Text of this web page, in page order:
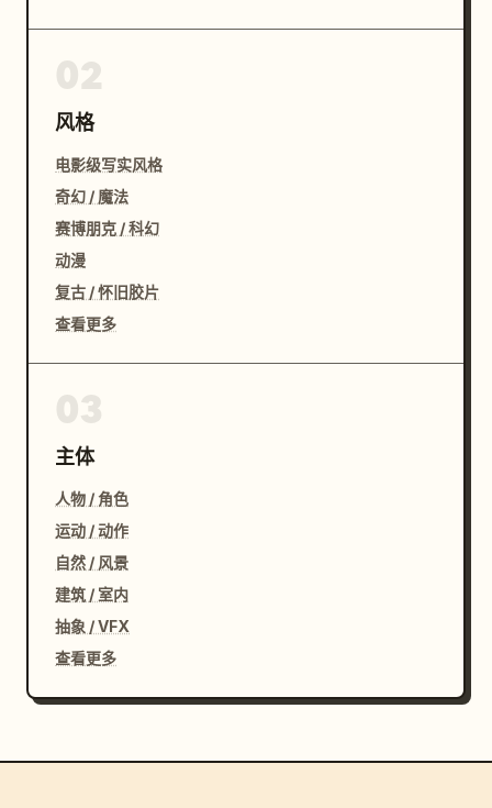
风格
电影级写实风格
奇幻 / 魔法
赛博朋克 / 科幻
动漫
复古 / 怀旧胶片
查看更多
主体
人物 / 角色
运动 / 动作
自然 / 风景
建筑 / 室内
抽象 / VFX
查看更多